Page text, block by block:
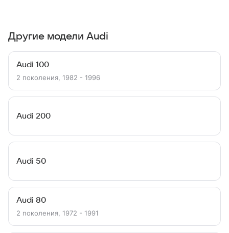
Другие модели Audi
Audi 100
2 поколения, 1982 - 1996
Audi 200
Audi 50
Audi 80
2 поколения, 1972 - 1991